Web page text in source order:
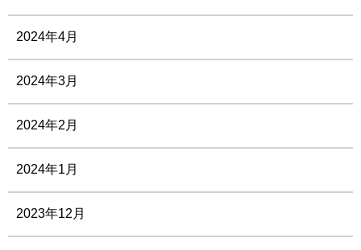
2024年4月
2024年3月
2024年2月
2024年1月
2023年12月